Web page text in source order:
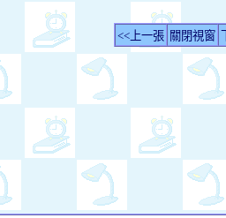
<<上一張 關閉視窗